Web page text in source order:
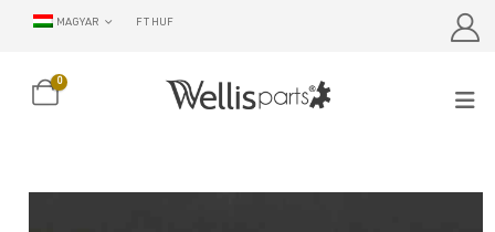
MAGYAR FT HUF
0